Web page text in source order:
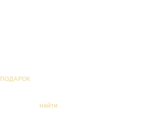
ПОДАРОК